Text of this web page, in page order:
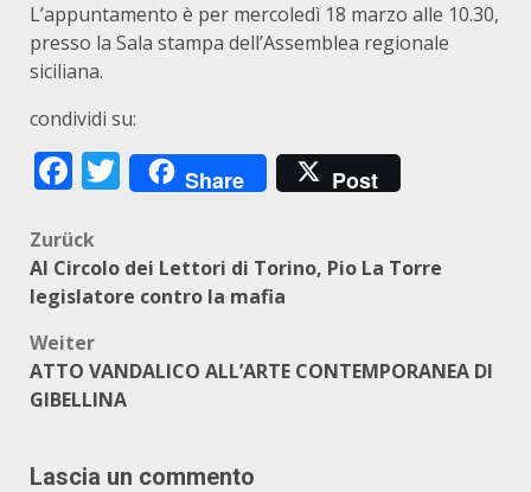
L’appuntamento è per mercoledì 18 marzo alle 10.30,
presso la Sala stampa dell’Assemblea regionale
siciliana.
condividi su:
Facebook
Twitter
Share Post
Beitragsnavigation
Zurück
Al Circolo dei Lettori di Torino, Pio La Torre
legislatore contro la mafia
Weiter
ATTO VANDALICO ALL’ARTE CONTEMPORANEA DI
GIBELLINA
Lascia un commento